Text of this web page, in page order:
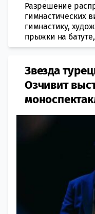
Разрешение
гимнастических
гимнастику,
прыжки на
Звезда
Озчивит